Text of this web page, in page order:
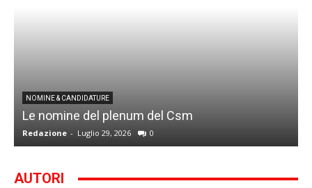
NOMINE & CANDIDATURE
Le nomine del plenum del Csm
Redazione - Luglio 29, 2026 0
AUTORI